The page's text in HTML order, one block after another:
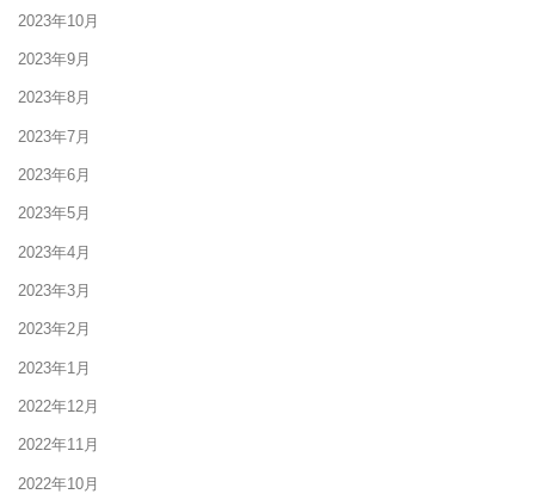
2023年10月
2023年9月
2023年8月
2023年7月
2023年6月
2023年5月
2023年4月
2023年3月
2023年2月
2023年1月
2022年12月
2022年11月
2022年10月